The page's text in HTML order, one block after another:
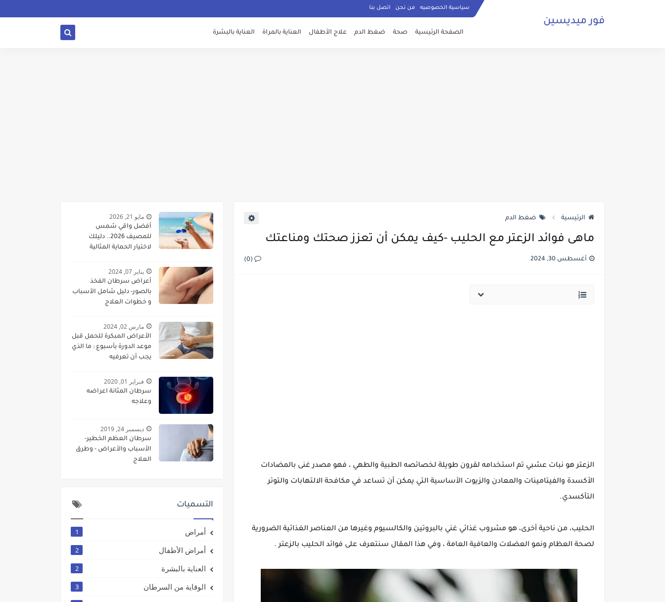
سياسية الخصوصيه من نحن اتصل بنا
فور ميديسين
الصفحة الرئيسية صحة ضغط الدم علاج الأطفال العناية بالمراة العناية بالبشرة
الرئيسية ضغط الدم
ماهى فوائد الزعتر مع الحليب -كيف يمكن أن تعزز صحتك ومناعتك
أغسطس 30, 2024 (0)
الزعتر هو نبات عشبي تم استخدامه لقرون طويلة لخصائصه الطبية والطهي ، فهو مصدر غنى بالمضادات
الأكسدة والفيتامينات والمعادن والزيوت الأساسية التي يمكن أن تساعد في مكافحة الالتهابات والتوتر
التأكسدي.
الحليب، من ناحية أخرى، هو مشروب غذائي غني بالبروتين والكالسيوم وغيرها من العناصر الغذائية الضرورية
لصحة العظام ونمو العضلات والعافية العامة ، وفي هذا المقال سنتعرف على فوائد الحليب بالزعتر .
مايو 21, 2026
أفضل واقي شمس
للمصيف 2026.. دليلك
لاختيار الحماية المثالية
يناير 07, 2024
أعراض سرطان الفخذ
بالصور- دليل شامل الأسباب
و خطوات العلاج
مارس 02, 2024
الأعراض المبكرة للحمل قبل
موعد الدورة بأسبوع : ما الذي
يجب أن تعرفيه
فبراير 01, 2020
سرطان المثانة اعراضه
وعلاجه
ديسمبر 24, 2019
سرطان العظم الخطير-
الأسباب والأعراض - وطرق
العلاج
التسميات
أمراض 1
أمراض الأطفال 2
العناية بالبشرة 2
الوقاية من السرطان 3